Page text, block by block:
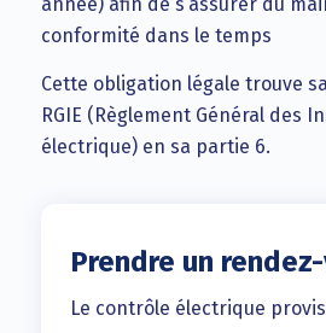
année) afin de s’assurer du
conformité dans le temps
Cette obligation légale trouve
RGIE (Règlement Général des
électrique) en sa partie 6.
Prendre un
Le contrôle électrique